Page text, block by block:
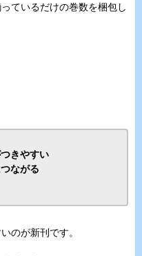
ているだけの巻数を梱包し
きやすい
ながる
のが新刊です。